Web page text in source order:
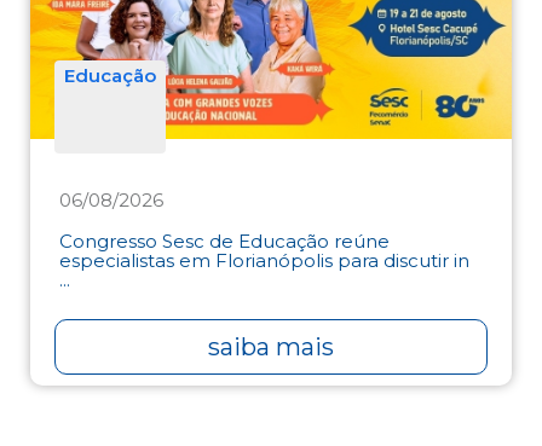
Educação
06/08/2026
Congresso Sesc de Educação reúne
especialistas em Florianópolis para discutir in
...
saiba mais